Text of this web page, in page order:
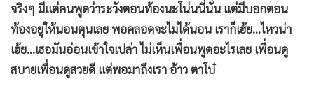
• หุ้น
• อินโดจีน
• กองทุนรวม
• Celeb Online
จริงๆ มีแต่คนพูดว่าระวังตอนท้องนะโน่นนี่นั่น แต่มีบอกตอน
ท้องอยู่ให้นอนตุนเลย พอคลอดจะไม่ได้นอน เราก็เฮ้ย…ไหวน่า
เฮ้ย…เธอมันอ่อนเข้าใจเปล่า ไม่เห็นเพื่อนพูดอะไรเลย เพื่อนดู
สบายเพื่อนดูสวยดี แต่พอมาถึงเรา อ้าว ตาโบ๋